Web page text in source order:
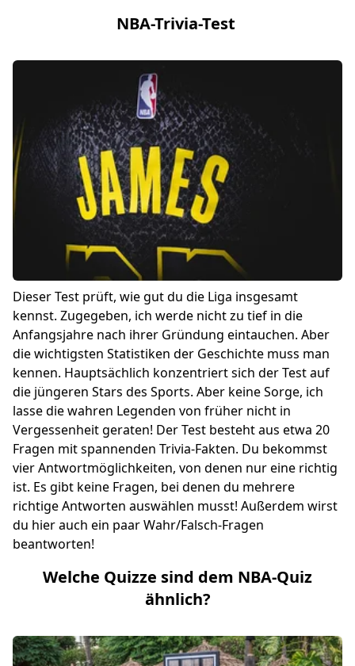
NBA-Trivia-Test
Dieser Test prüft, wie gut du die Liga insgesamt
kennst. Zugegeben, ich werde nicht zu tief in die
Anfangsjahre nach ihrer Gründung eintauchen. Aber
die wichtigsten Statistiken der Geschichte muss man
kennen. Hauptsächlich konzentriert sich der Test auf
die jüngeren Stars des Sports. Aber keine Sorge, ich
lasse die wahren Legenden von früher nicht in
Vergessenheit geraten! Der Test besteht aus etwa 20
Fragen mit spannenden Trivia-Fakten. Du bekommst
vier Antwortmöglichkeiten, von denen nur eine richtig
ist. Es gibt keine Fragen, bei denen du mehrere
richtige Antworten auswählen musst! Außerdem wirst
du hier auch ein paar Wahr/Falsch-Fragen
beantworten!
Welche Quizze sind dem NBA-Quiz
ähnlich?